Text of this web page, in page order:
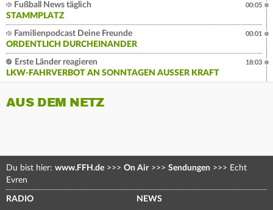
Fußball News täglich
STAMMPLATZ
00:05
Familienpodcast Deine Freunde
ORDENTLICH DURCHEINANDER
00:01
Erste Länder reagieren
LKW-FAHRVERBOT AN SONNTAGEN AUSSER KRAFT
18:03
AUS DEM NETZ
Du bist hier: www.FFH.de >>> On Air >>> Sendungen >>> Echt
Evren
RADIO NEWS